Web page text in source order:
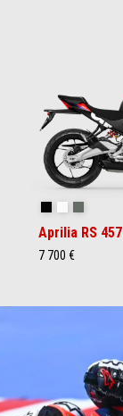
Aprilia RS 457
7 700 €